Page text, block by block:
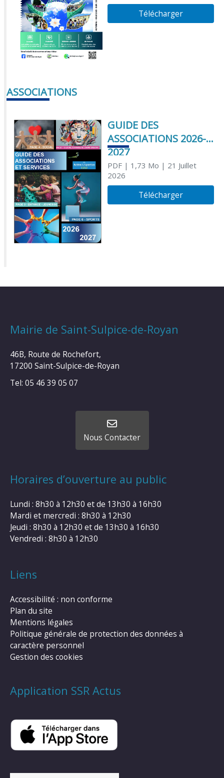
Télécharger
ASSOCIATIONS
GUIDE DES
ASSOCIATIONS 2026-
2027
PDF| 1,73 Mo | 21 Juillet
2026
Télécharger
Mairie de Saint-Sulpice-de-Royan
46B, Route de Rochefort,
17200 Saint-Sulpice-de-Royan
Tel: 05 46 39 05 07
Nous Contacter
Horaires d’ouverture au public
Lundi : 8h30 à 12h30 et de 13h30 à 16h30
Mardi et mercredi : 8h30 à 12h30
Jeudi : 8h30 à 12h30 et de 13h30 à 16h30
Vendredi : 8h30 à 12h30
Liens
Accessibilité : non conforme
Plan du site
Mentions légales
Politique générale de protection des données à
caractère personnel
Gestion des cookies
Application SSR Actus